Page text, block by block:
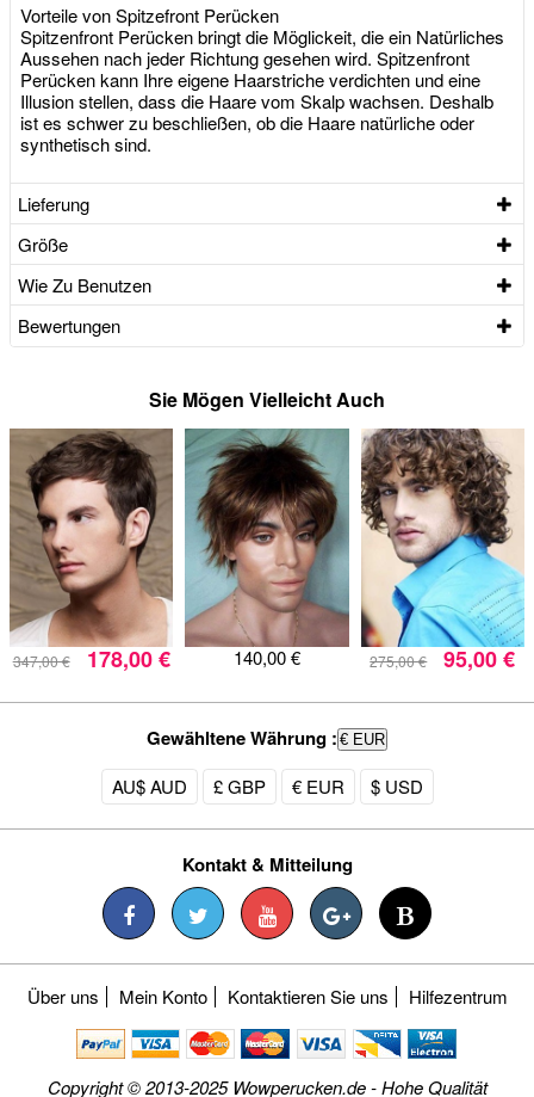
Vorteile von Spitzefront Perücken
Spitzenfront Perücken bringt die Möglickeit, die ein Natürliches
Aussehen nach jeder Richtung gesehen wird. Spitzenfront
Perücken kann Ihre eigene Haarstriche verdichten und eine
Illusion stellen, dass die Haare vom Skalp wachsen. Deshalb
ist es schwer zu beschließen, ob die Haare natürliche oder
synthetisch sind.
Lieferung
Größe
Wie Zu Benutzen
Bewertungen
Sie Mögen Vielleicht Auch
347,00 € 178,00 € 140,00 € 275,00 € 95,00 €
Gewähltene Währung : € EUR
AU$ AUD £ GBP € EUR $ USD
Kontakt & Mitteilung
Über uns Mein Konto Kontaktieren Sie uns Hilfezentrum
Copyright © 2013-2025 Wowperucken.de - Hohe Qualität